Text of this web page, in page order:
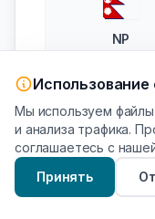
NP
NE
Использование
Мы используем
и анализа трафика.
соглашаетесь с
Принять